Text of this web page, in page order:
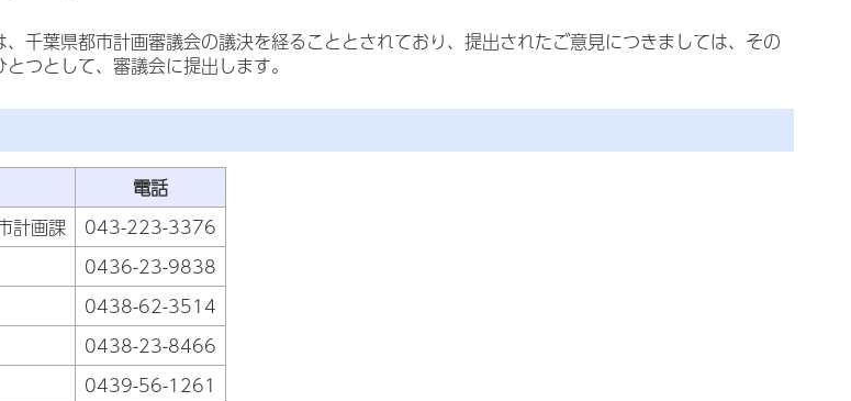
千葉県都市計画審議会の議決を経ることとされており、提出されたご意見につきましては、その
つとして、審議会に提出します。
電話
計画課
043-223-3376
0436-23-9838
0438-62-3514
0438-23-8466
0439-56-1261